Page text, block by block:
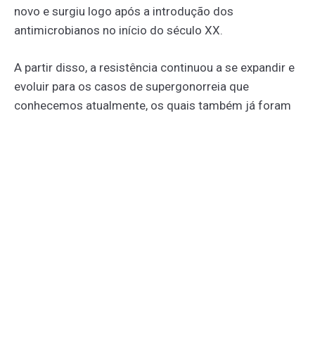
novo e surgiu logo após a introdução dos
antimicrobianos no início do século XX.
A partir disso, a resistência continuou a se expandir e
evoluir para os casos de supergonorreia que
conhecemos atualmente, os quais também já foram